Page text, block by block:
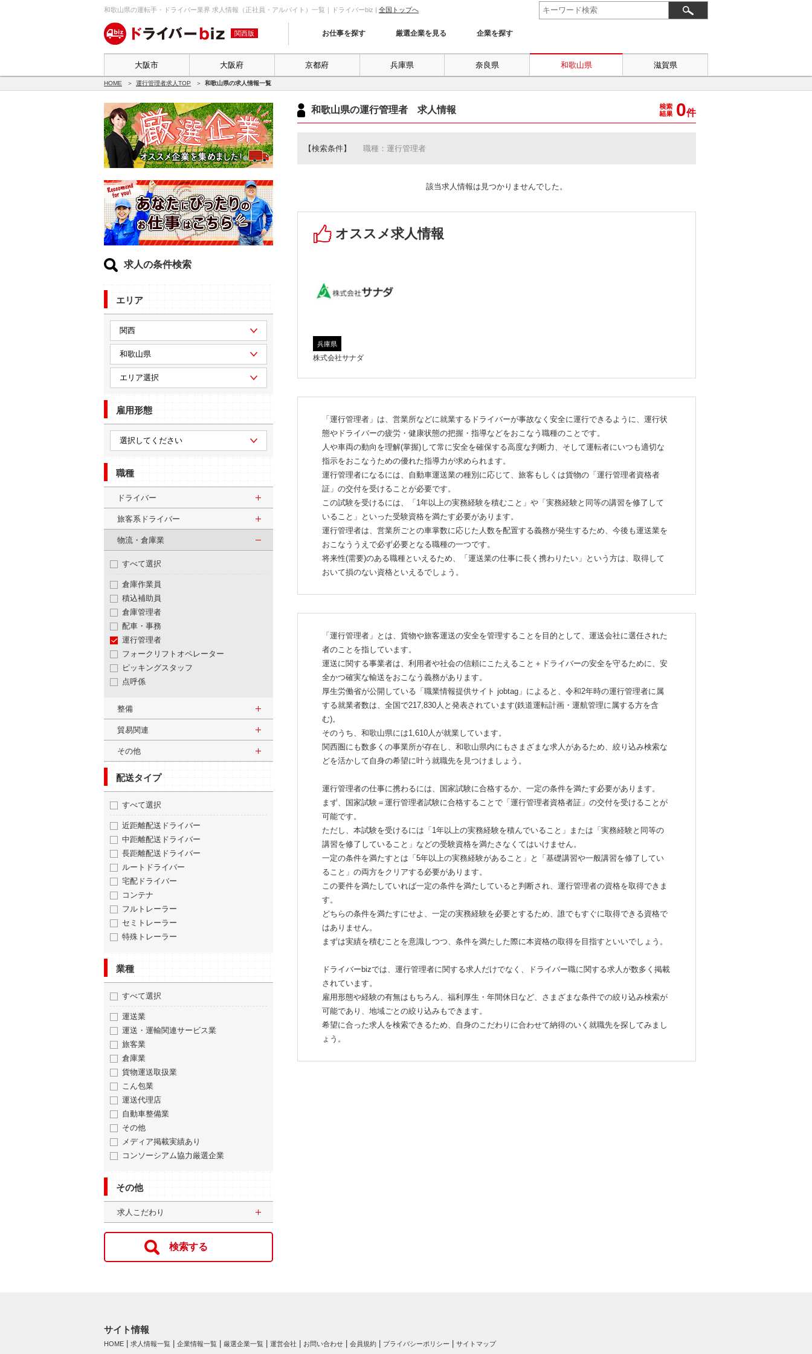
和歌山県の運転手・ドライバー業界 求人情報（正社員・アルバイト）一覧｜ドライバーbiz | 全国トップへ
関西版 お仕事を探す 厳選企業を見る 企業を探す
大阪市 大阪府 京都府 兵庫県 奈良県 和歌山県 滋賀県
HOME 運行管理者求人TOP 和歌山県の求人情報一覧
求人の条件検索
エリア
雇用形態
職種
ドライバー
旅客系ドライバー
物流・倉庫業
すべて選択
倉庫作業員
積込補助員
倉庫管理者
配車・事務
運行管理者
フォークリフトオペレーター
ピッキングスタッフ
点呼係
整備
貿易関連
その他
配送タイプ
すべて選択
近距離配送ドライバー
中距離配送ドライバー
長距離配送ドライバー
ルートドライバー
宅配ドライバー
コンテナ
フルトレーラー
セミトレーラー
特殊トレーラー
業種
すべて選択
運送業
運送・運輸関連サービス業
旅客業
倉庫業
貨物運送取扱業
こん包業
運送代理店
自動車整備業
その他
メディア掲載実績あり
コンソーシアム協力厳選企業
その他
求人こだわり
和歌山県の運行管理者 求人情報 0件
【検索条件】 職種：運行管理者
該当求人情報は見つかりませんでした。
オススメ求人情報
兵庫県
株式会社サナダ
「運行管理者」は、営業所などに就業するドライバーが事故なく安全に運行できるように、運行状
態やドライバーの疲労・健康状態の把握・指導などをおこなう職種のことです。
人や車両の動向を理解(掌握)して常に安全を確保する高度な判断力、そして運転者にいつも適切な
指示をおこなうための優れた指導力が求められます。
運行管理者になるには、自動車運送業の種別に応じて、旅客もしくは貨物の「運行管理者資格者
証」の交付を受けることが必要です。
この試験を受けるには、「1年以上の実務経験を積むこと」や「実務経験と同等の講習を修了して
いること」といった受験資格を満たす必要があります。
運行管理者は、営業所ごとの車掌数に応じた人数を配置する義務が発生するため、今後も運送業を
おこなううえで必ず必要となる職種の一つです。
将来性(需要)のある職種といえるため、「運送業の仕事に長く携わりたい」という方は、取得して
おいて損のない資格といえるでしょう。
「運行管理者」とは、貨物や旅客運送の安全を管理することを目的として、運送会社に選任された
者のことを指しています。
運送に関する事業者は、利用者や社会の信頼にこたえること＋ドライバーの安全を守るために、安
全かつ確実な輸送をおこなう義務があります。
厚生労働省が公開している「職業情報提供サイト jobtag」によると、令和2年時の運行管理者に属
する就業者数は、全国で217,830人と発表されています(鉄道運転計画・運航管理に属する方を含
む)。
そのうち、和歌山県には1,610人が就業しています。
関西圏にも数多くの事業所が存在し、和歌山県内にもさまざまな求人があるため、絞り込み検索な
どを活かして自身の希望に叶う就職先を見つけましょう。
運行管理者の仕事に携わるには、国家試験に合格するか、一定の条件を満たす必要があります。
まず、国家試験＝運行管理者試験に合格することで「運行管理者資格者証」の交付を受けることが
可能です。
ただし、本試験を受けるには「1年以上の実務経験を積んでいること」または「実務経験と同等の
講習を修了していること」などの受験資格を満たさなくてはいけません。
一定の条件を満たすとは「5年以上の実務経験があること」と「基礎講習や一般講習を修了してい
ること」の両方をクリアする必要があります。
この要件を満たしていれば一定の条件を満たしていると判断され、運行管理者の資格を取得できま
す。
どちらの条件を満たすにせよ、一定の実務経験を必要とするため、誰でもすぐに取得できる資格で
はありません。
まずは実績を積むことを意識しつつ、条件を満たした際に本資格の取得を目指すといいでしょう。
ドライバーbizでは、運行管理者に関する求人だけでなく、ドライバー職に関する求人が数多く掲載
されています。
雇用形態や経験の有無はもちろん、福利厚生・年間休日など、さまざまな条件での絞り込み検索が
可能であり、地域ごとの絞り込みもできます。
希望に合った求人を検索できるため、自身のこだわりに合わせて納得のいく就職先を探してみまし
ょう。
サイト情報
HOME 求人情報一覧 企業情報一覧 厳選企業一覧 運営会社 お問い合わせ 会員規約 プライバシーポリシー サイトマップ